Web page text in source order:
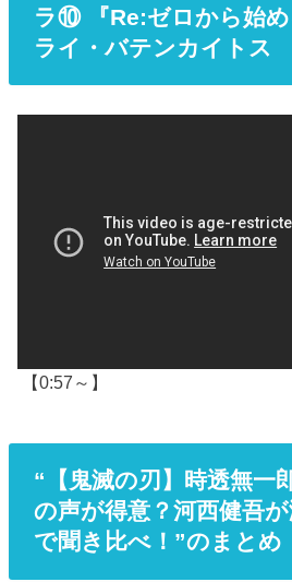
ラ⑩ 『Re:ゼロから始め
ライ・バテンカイトス
【0:57～】
“【鬼滅の刃】時透無一
の声が得意？河西健吾
で聞き比べ！”のまとめ